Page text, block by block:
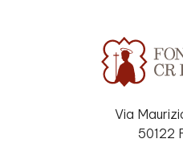
Via
50122